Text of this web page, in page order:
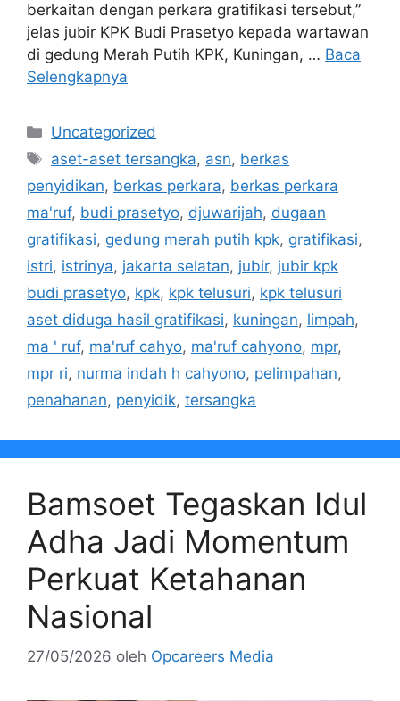
berkaitan dengan perkara gratifikasi tersebut,”
jelas jubir KPK Budi Prasetyo kepada wartawan
di gedung Merah Putih KPK, Kuningan, … Baca
Selengkapnya
Kategori
Uncategorized
Tag
aset-aset tersangka, asn, berkas
penyidikan, berkas perkara, berkas perkara
ma'ruf, budi prasetyo, djuwarijah, dugaan
gratifikasi, gedung merah putih kpk, gratifikasi,
istri, istrinya, jakarta selatan, jubir, jubir kpk
budi prasetyo, kpk, kpk telusuri, kpk telusuri
aset diduga hasil gratifikasi, kuningan, limpah,
ma ' ruf, ma'ruf cahyo, ma'ruf cahyono, mpr,
mpr ri, nurma indah h cahyono, pelimpahan,
penahanan, penyidik, tersangka
Bamsoet Tegaskan Idul
Adha Jadi Momentum
Perkuat Ketahanan
Nasional
27/05/2026 oleh Opcareers Media